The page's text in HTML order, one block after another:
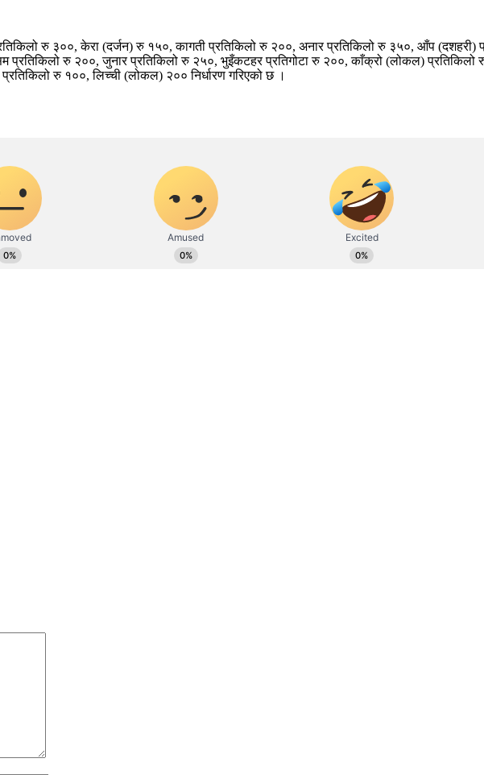
रु ३००, केरा (दर्जन) रु १५०, कागती प्रतिकिलो रु २००, अनार प्रतिकिलो रु ३५०, आँप
प्रतिकिलो रु २००, जुनार प्रतिकिलो रु २५०, भुइँकटहर प्रतिगोटा रु २००, काँक्रो (लोकल)
रु १००, लिच्ची (लोकल) २०० निर्धारण गरिएको छ ।